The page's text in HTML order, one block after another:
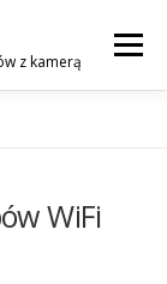
z kamerą
Menu
WiFi